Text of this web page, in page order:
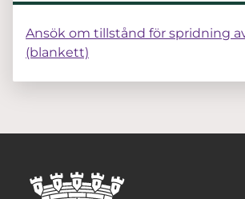
Ansök om tillstånd för spridning
(blankett)